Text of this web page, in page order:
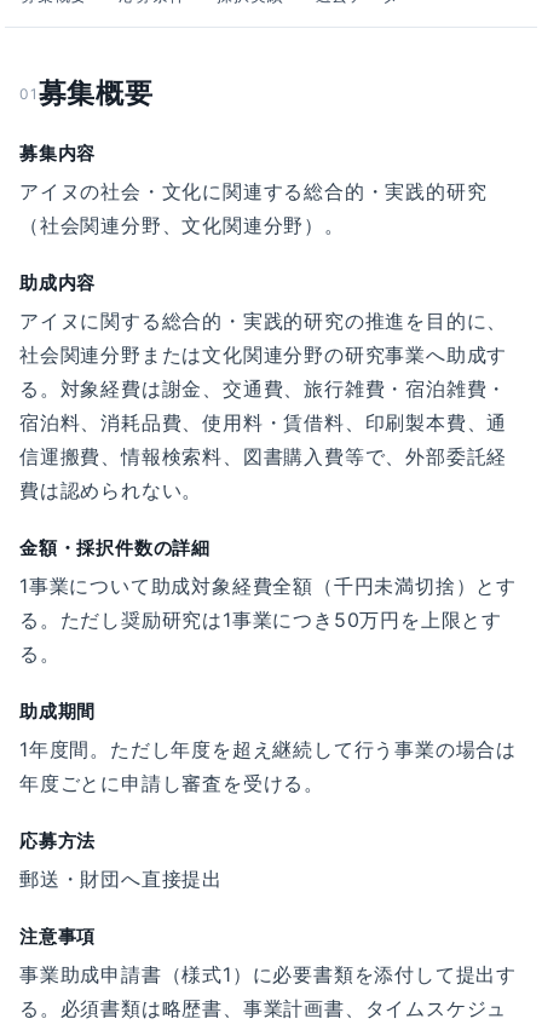
01 募集概要
募集内容
アイヌの社会・文化に関連する総合的・実践的研究
（社会関連分野、文化関連分野）。
助成内容
アイヌに関する総合的・実践的研究の推進を目的に、
社会関連分野または文化関連分野の研究事業へ助成す
る。対象経費は謝金、交通費、旅行雑費・宿泊雑費・
宿泊料、消耗品費、使用料・賃借料、印刷製本費、通
信運搬費、情報検索料、図書購入費等で、外部委託経
費は認められない。
金額・採択件数の詳細
1事業について助成対象経費全額（千円未満切捨）とす
る。ただし奨励研究は1事業につき50万円を上限とす
る。
助成期間
1年度間。ただし年度を超え継続して行う事業の場合は
年度ごとに申請し審査を受ける。
応募方法
郵送・財団へ直接提出
注意事項
事業助成申請書（様式1）に必要書類を添付して提出す
る。必須書類は略歴書、事業計画書、タイムスケジュ